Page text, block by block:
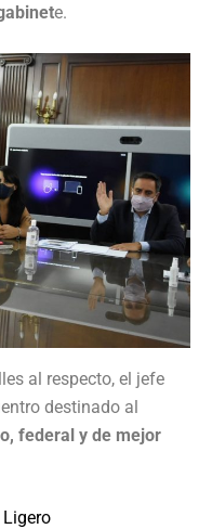
e.
al respecto, el jefe
destinado al
federal y de mejor